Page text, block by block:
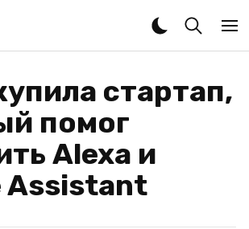
стартап,
помог
Alexa и
Assistant